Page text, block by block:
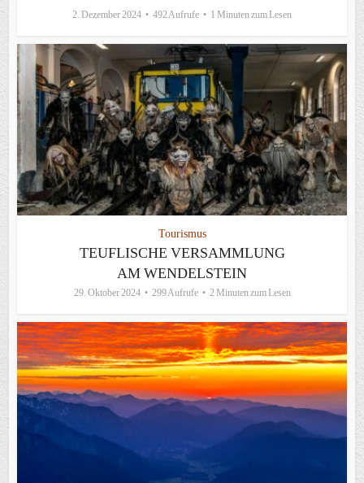
2. Dezember 2024 492 Aufrufe 1 Minuten zum Lesen
Tourismus
TEUFLISCHE VERSAMMLUNG
AM WENDELSTEIN
29. Oktober 2024 299 Aufrufe 2 Minuten zum Lesen